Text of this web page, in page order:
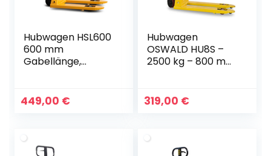
Hubwagen HSL600
600 mm
Gabellänge,
Gabelhubwagen
449,00 €
Hubwagen
OSWALD HU8S –
2500 kg – 800 mm
319,00 €